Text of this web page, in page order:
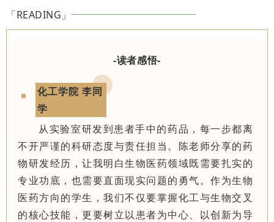
「READING」
-读者感悟-
化工学院 李同
学
从实验室研发到患者手中的药品，每一步都离
不开严谨的科研态度与责任担当。陈老师分享的药
物研发经历，让我明白生物医药领域既需要扎实的
专业功底，也需要直面现实问题的勇气。作为生物
医药方向的学生，我们不仅要掌握化工与生物交叉
的核心技能，更要树立以患者为中心、以创新为导